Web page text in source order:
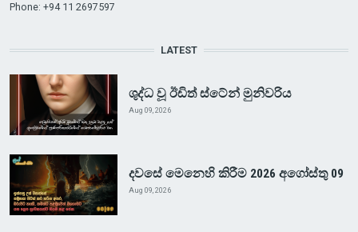
Phone: +94 11 2697597
LATEST
ශුද්ධ වූ ඊඩිත් ස්ටේන් මුනිවරිය
Aug 09, 2026
දවසේ මෙනෙහි කිරීම 2026 අගෝස්තු 09
Aug 09, 2026